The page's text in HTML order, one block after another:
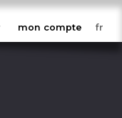
mon compte